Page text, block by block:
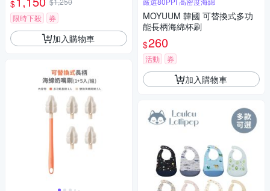
$
限時下殺
券
加入購物車
MOYUUM 韓國 可替換式多功
能長柄海綿杯刷
$260
活動 券
加入購物車